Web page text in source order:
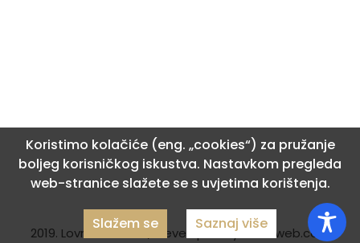
2019. Lovrinac d.o.o. / developed by: dcc4web.com
Koristimo kolačiće (eng. „cookies“) za pružanje
boljeg korisničkog iskustva. Nastavkom pregleda
web-stranice slažete se s uvjetima korištenja.
Slažem se Saznaj više